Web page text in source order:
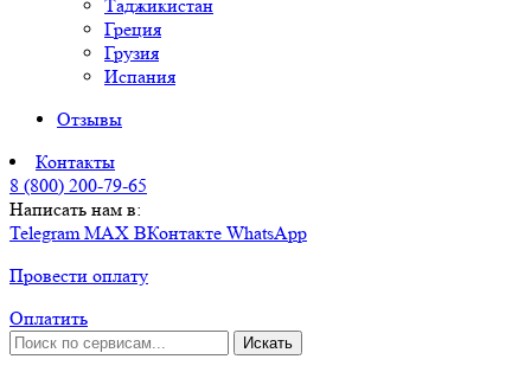
Таджикистан
Греция
Грузия
Испания
Отзывы
Контакты
8 (800) 200-79-65
Написать нам в:
TelegramMAX ВКонтакте WhatsApp
Провести оплату
Оплатить
Искать